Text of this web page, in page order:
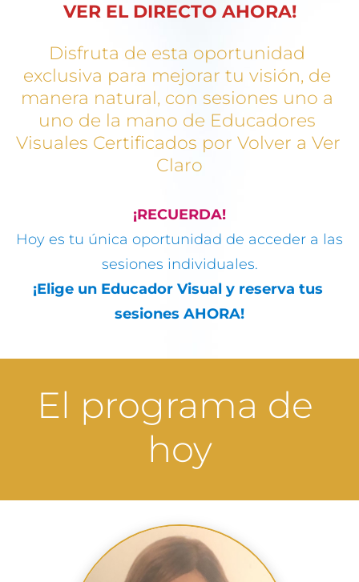
VER EL DIRECTO AHORA!
Disfruta de esta oportunidad
exclusiva para mejorar tu visión, de
manera natural, con sesiones uno a
uno de la mano de Educadores
Visuales Certificados por Volver a Ver
Claro
¡RECUERDA!
Hoy es tu única oportunidad de acceder a las
sesiones individuales.
¡Elige un Educador Visual y reserva tus
sesiones AHORA!
El programa de
hoy